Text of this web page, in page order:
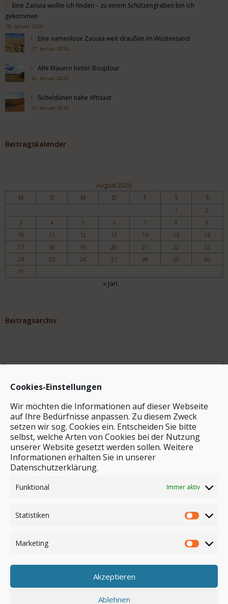
Cookies-Einstellungen
Wir möchten die Informationen auf dieser Webseite
auf Ihre Bedürfnisse anpassen. Zu diesem Zweck
setzen wir sog. Cookies ein. Entscheiden Sie bitte
selbst, welche Arten von Cookies bei der Nutzung
unserer Website gesetzt werden sollen. Weitere
Informationen erhalten Sie in unserer
Datenschutzerklärung.
Funktional Immer aktiv
Statistiken
Marketing
Akzeptieren
Ablehnen
Eine Zaouia wollte ich finden – zu einem Schützengraben bin ich
gekommen
18. Januar 2026
Eine namenlose Zaouia weit draußen im Wüstensand
17. Januar 2026
Alte Mauern hinter Boujdour
16. Januar 2026
Sicheldünen nahe Aftisaat
15. Januar 2026
Beitragskalender
August 2026
M D M D F S S
1
2
3
4 5 6 7 8
9
10
11 12 13 14 15
16
17
18 19 20 21 22
23
24
25 26 27 28 29
30
31
« Jan.
Beitragsarchiv
Archiv
Stichwortsuche
Anmelden